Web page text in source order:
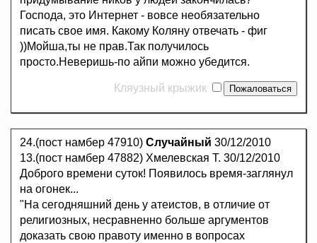
Господа, это Интернет - вовсе необязательно
писать свое имя. Какому Коляну отвечать - фиг
))Мойша,ты не прав.Так получилось
просто.Неверишь-по айпи можно убедится.
Кляузный крыжик
24.(пост намбер 47910) Случайный 30/12/2010
13.(пост намбер 47882) Хмелевская Т. 30/12/2010
Доброго времени суток! Появилось время-заглянул
на огонек...
"На сегодняшний день у атеистов, в отличие от
религиозных, несравненно больше аргументов
доказать свою правоту именно в вопросах